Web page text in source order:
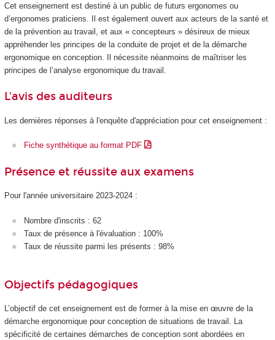
Cet enseignement est destiné à un public de futurs ergonomes ou
d’ergonomes praticiens. Il est également ouvert aux acteurs de la santé et
de la prévention au travail, et aux « concepteurs » désireux de mieux
appréhender les principes de la conduite de projet et de la démarche
ergonomique en conception. Il nécessite néanmoins de maîtriser les
principes de l’analyse ergonomique du travail.
L'avis des auditeurs
Les dernières réponses à l'enquête d'appréciation pour cet enseignement :
Fiche synthétique au format PDF
Présence et réussite aux examens
Pour l'année universitaire 2023-2024 :
Nombre d'inscrits : 62
Taux de présence à l'évaluation : 100%
Taux de réussite parmi les présents : 98%
Objectifs pédagogiques
L’objectif de cet enseignement est de former à la mise en œuvre de la
démarche ergonomique pour conception de situations de travail. La
spécificité de certaines démarches de conception sont abordées en